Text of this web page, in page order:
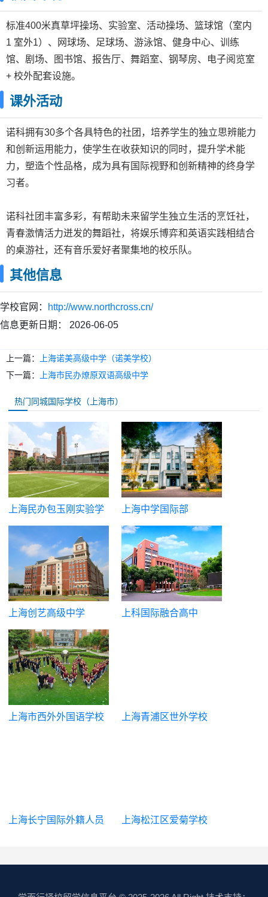
标准400米真草坪操场、实验室、活动操场、篮球馆（室内
1 室外1）、网球场、足球场、游泳馆、健身中心、训练
馆、剧场、图书馆、报告厅、舞蹈室、钢琴房、电子阅览室
+ 校外配套设施。
课外活动
诺科拥有30多个各具特色的社团，培养学生的独立思辨能力
和创新运用能力，使学生在收获知识的同时，提升学术能
力，塑造个性品格，成为具有国际视野和创新精神的终身学
习者。
诺科社团丰富多彩，有帮助未来留学生独立生活的烹饪社，
青春激情活力迸发的舞蹈社，将娱乐博弈和英语实践相结合
的桌游社，还有音乐爱好者聚集地的校乐队。
其他信息
学校官网：
http://www.northcross.cn/
信息更新日期：
2026-06-05
上一篇：
上海诺美高级中学（诺美学校）
下一篇：
上海市民办燎原双语高级中学
热门同城国际学校（上海市）
上海民办包玉刚实验学
校
上海中学国际部
上海创艺高级中学 上科国际融合高中
上海市西外外国语学校
上海青浦区世外学校
上海长宁国际外籍人员
上海松江区爱菊学校